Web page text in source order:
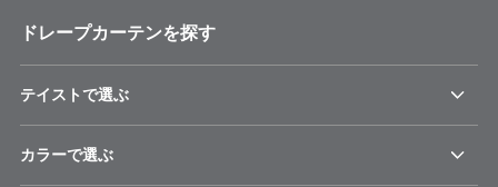
ドレープカーテンを探す
テイストで選ぶ
カラーで選ぶ